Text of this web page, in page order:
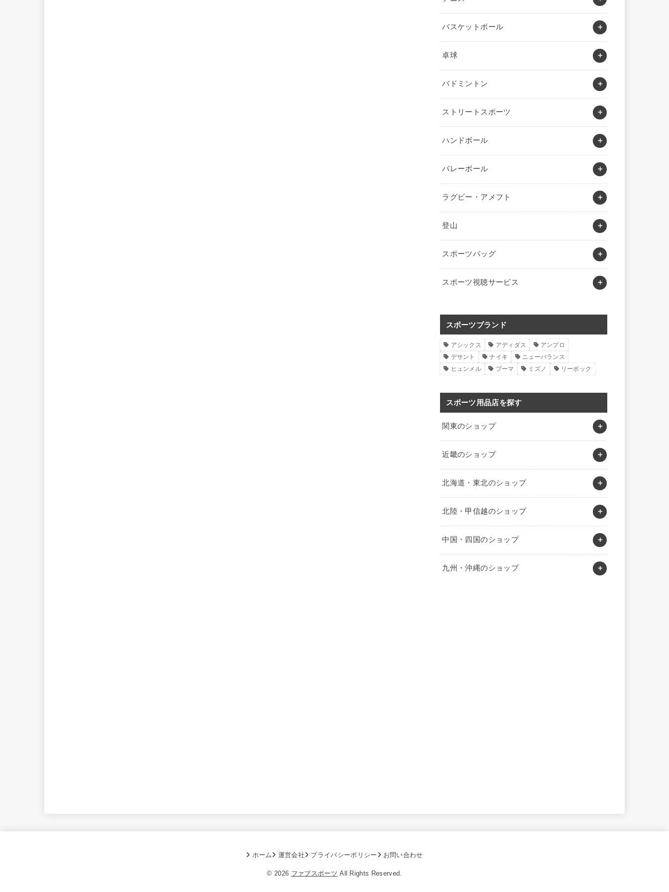
バスケットボール
卓球
バドミントン
ストリートスポーツ
ハンドボール
バレーボール
ラグビー・アメフト
登山
スポーツバッグ
スポーツ視聴サービス
スポーツブランド
アシックス アディダス
アンブロ
デサント
ナイキ
ニューバランス
ヒュンメル
プーマ ミズノ リーボック
スポーツ用品店を探す
関東のショップ
近畿のショップ
北海道・東北のショップ
北陸・甲信越のショップ
中国・四国のショップ
九州・沖縄のショップ
ホーム 運営会社 プライバシーポリシー お問い合わせ
© 2026 ファブスポーツ All Rights Reserved.